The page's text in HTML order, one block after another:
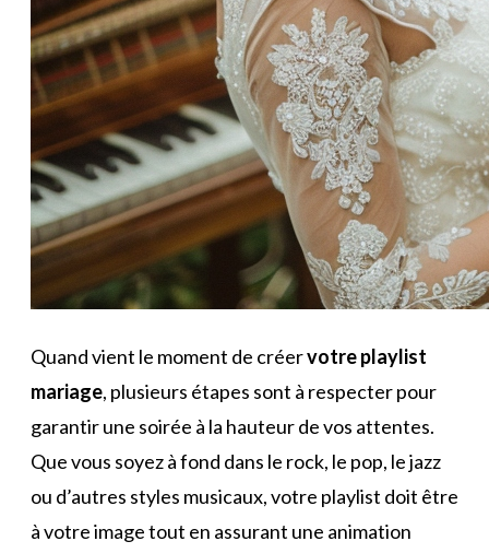
Quand vient le moment de créervotre playlist
mariage, plusieurs étapes sont à respecter pour
garantir une soirée à la hauteur de vos attentes.
Que vous soyez à fond dans le rock, le pop, le jazz
ou d’autres styles musicaux, votre playlist doit être
à votre image tout en assurant une animation